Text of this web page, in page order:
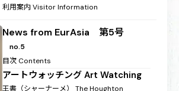
利用案内Visitor Information
News from EurAsia 第5号
no.5
目次 Contents
アートウォッチング Art Watching
王書（シャーナーメ）
The Houghton